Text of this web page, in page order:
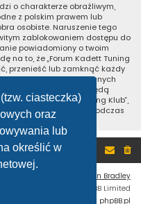
ciasteczka)
oraz
lub
określić w
o charakterze obraźliwym,
z polskim prawem lub
osobiste. Naruszenie tego
zablokowaniem dostępu do
powiadomiony o twoim
na to, że „Forum Kadett Tuning
przenieść lub zamknąć każdy
wszystkich podanych
Informacje te nie będą
ani „Forum Kadett Tuning Klub”,
włamania do witryny, podczas
Ian Bradley
® Forum Software © phpBB Limited
phpBB.pl